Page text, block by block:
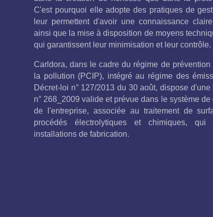
C'est pourquoi elle adopte des pratiques de
leur permettent d'avoir une connaissance
ainsi que la mise à disposition de moyens
qui garantissent leur minimisation et leur contrôle.
Carldora, dans le cadre du régime de
la pollution (PCIP), intégré au régime des
Décret-loi n° 127/2013 du 30 août, dispose
n° 268_2009 valide et prévue dans le système
de l'entreprise, associée au traitement de
procédés électrolytiques et chimiques,
installations de fabrication.